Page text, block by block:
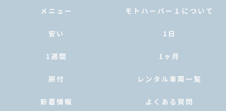
メニュー モトハーバー１について
安い 1日
1週間 1ヶ月
原付 レンタル車両一覧
新着情報 よくある質問